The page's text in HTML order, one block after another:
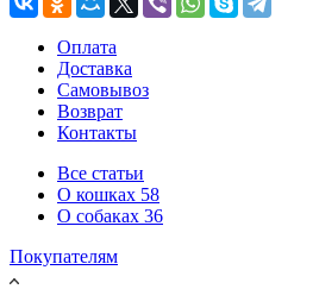
Оплата
Доставка
Самовывоз
Возврат
Контакты
Все статьи
О кошках 58
О собаках 36
Покупателям